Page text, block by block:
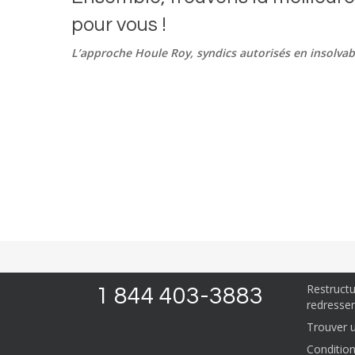
pour vous !
L’approche Houle Roy, syndics autorisés en
1 844 403-3883
Trouver